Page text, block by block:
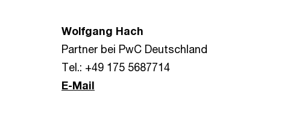
Wolfgang Hach
Partner bei PwC Deutschland
Tel.: +49 175 5687714
E-Mail